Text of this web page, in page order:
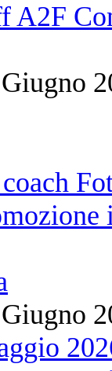
A2F